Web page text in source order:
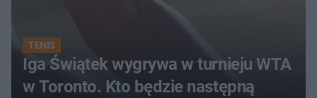
TENIS
Iga Świątek wygrywa w turnieju WTA
w Toronto. Kto będzie następną